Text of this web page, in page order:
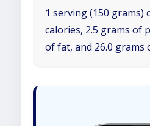
1 serving (150 grams)
calories, 2.5 grams of
of fat, and 26.0 grams